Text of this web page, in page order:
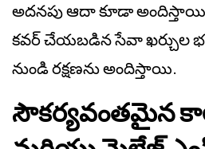
అదనపు ఆదా కూడా
కవర్ చేయబడిన సేవా ఖర్చుల
నుండి రక్షణను అందిస్తాయి.
సౌకర్యవంతమైన